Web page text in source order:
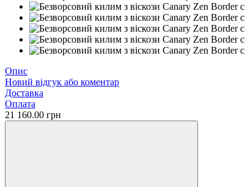
Опис
Новий відгук або коментар
Доставка
Оплата
21 160.00 грн